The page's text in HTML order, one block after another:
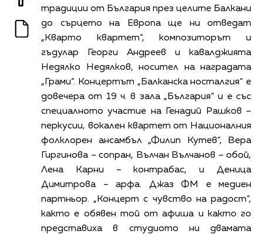
традиции от България през целите Балкани
до сърцето на Европа ще ни отведат
„Кварто квартет“, композиторът и
гъдулар Георги Андреев и кавалджията
Недялко Недялков, носител на наградата
„Грами“. Концертът „Балканска носталгия“ е
довечера от 19 ч. в зала „България“ и е със
специалното участие на Генадий Рашков –
перкусии, вокален квартет от Националния
фолклорен ансамбъл „Филип Кутев“, Вера
Гиргинова – сопран, Вълчан Вълчанов – обой,
Лена Карни – контрабас, и Деница
Димитрова – арфа. Джаз ФМ е медиен
партньор. „Концерт с чувство на радост“,
както е обявен той от афиша и както го
представиха в студиото ни двамата